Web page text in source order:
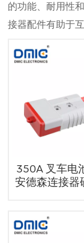
的功能、耐用性
接器配件有助于
350A 叉车电
安德森连接器